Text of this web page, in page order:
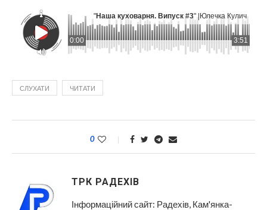
0:00 3:51
"Наша куховарня. Випуск #3" | Юлечка Кулич
СЛУХАТИ ЧИТАТИ
0
ТРК РАДЕХІВ
Інформаційний сайт: Радехів, Кам'янка-